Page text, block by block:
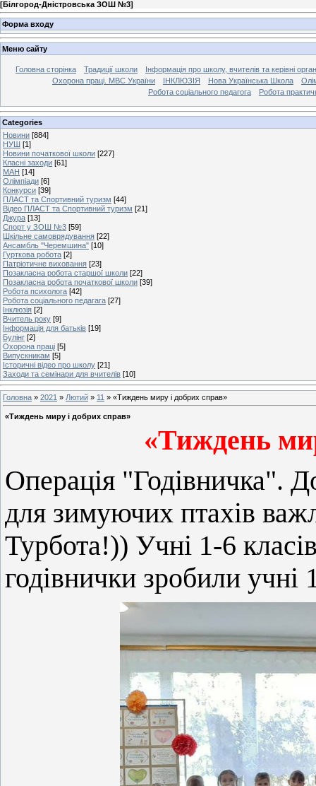
[Білгород-Дністровська ЗОШ №3]
Форма входу
Меню сайту
Головна сторінка Традиції школи
Інформація про школу, вчителів та керівні
Охорона праці. МВС України
ІНКЛЮЗІЯ Нова Українська Школа
Робота соціального педагога
Робота
Categories
Новини [884]
НУШ [1]
Новини початкової школи [227]
Класні заходи [61]
МАН [14]
Олімпіади [6]
Конкурси [39]
ПЛАСТ та Спортивний туризм [44]
Відео ПЛАСТ та Спортивний туризм [21]
Джура [13]
Спорт у ЗОШ №3 [59]
Шкільне самоврядування [22]
Ансамбль "Черемшина" [10]
Гурткова робота [2]
Патріотичне виховання [23]
Позакласна робота старшої школи [22]
Позакласна робота початкової школи [39]
Робота психолога [42]
Робота соціального педагага [27]
Інклюзія [2]
Вчитель року [9]
Інформація для батьків [19]
Булінг [2]
Охорона праці [5]
Випускникам [5]
Історичні відео про школу [21]
Заходи та семінари для вчителів [10]
Головна » 2021 » Лютий » 11 » «Тиждень миру і добрих справ»
«Тиждень миру і добрих справ»
«Тиждень
Операція "Годівничка".
для зимуючих птахів
Турбота!)) Учні 1-6
годівнички зробили